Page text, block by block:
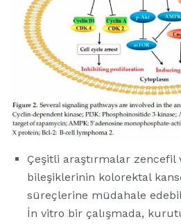
Çeşitli araştırmalar zencefil
bileşiklerinin kolorektal
süreçlerine müdahale
İn vitro bir çalışmada,